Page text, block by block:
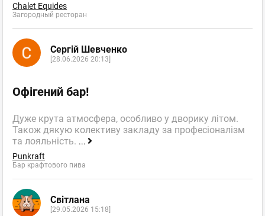
Chalet Equides
Загородный ресторан
Сергій Шевченко
[28.06.2026 20:13]
Офігений бар!
Дуже крута атмосфера, особливо у дворику літом.
Також дякую колективу закладу за професіоналізм
та лояльність. ...
Punkraft
Бар крафтового пива
Світлана
[29.05.2026 15:18]